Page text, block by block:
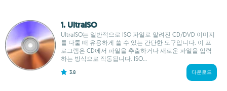
1. UltraISO
UltraISO는 일반적으로 ISO 파일로 알려진 CD/DVD 이미지
를 다룰 때 유용하게 쓸 수 있는 간단한 도구입니다. 이 프
로그램은 CD에서 파일을 추출하거나 새로운 파일을 입력
하는 방식으로 작동됩니다. ISO...
3.8 다운로드